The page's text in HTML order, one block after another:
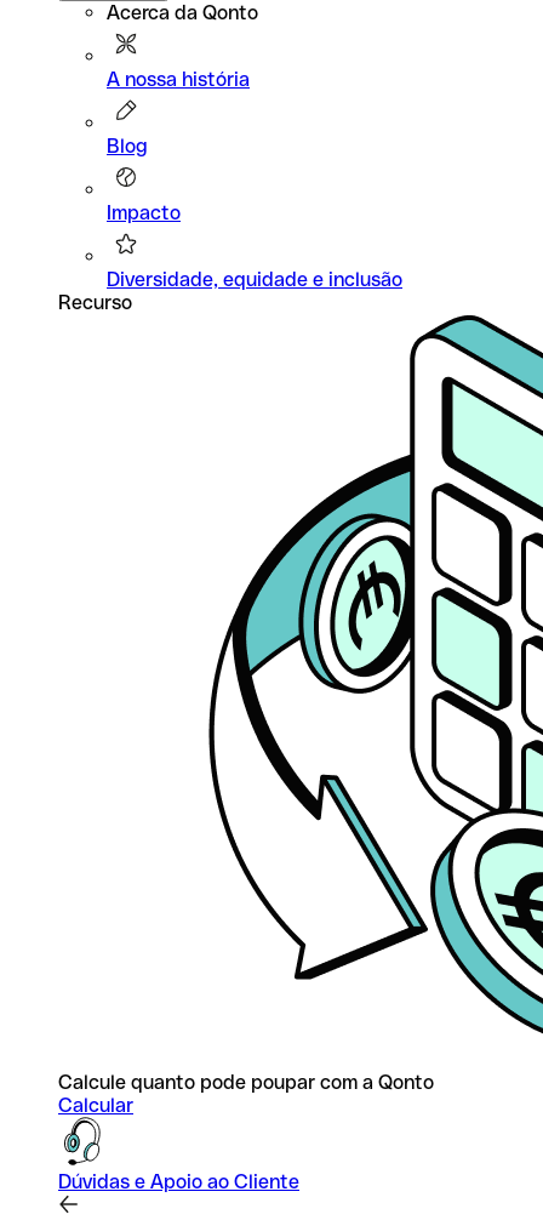
Acerca da Qonto
A nossa história
Blog
Impacto
Diversidade, equidade e inclusão
Recurso
Calcule quanto pode poupar com a Qonto
Calcular
Dúvidas e Apoio ao Cliente